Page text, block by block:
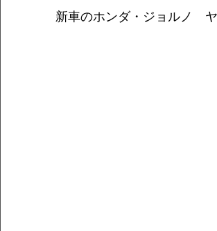
新車のホンダ・ジョルノ　